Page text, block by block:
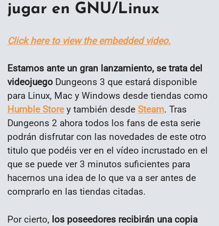
jugar en GNU/Linux
Click here to view the embedded video.
Estamos ante un gran lanzamiento, se trata del
videojuego Dungeons 3 que estará disponible
para Linux, Mac y Windows desde tiendas como
Humble Storey también desde Steam. Tras
Dungeons 2 ahora todos los fans de esta serie
podrán disfrutar con las novedades de este otro
titulo que podéis ver en el vídeo incrustado en el
que se puede ver 3 minutos suficientes para
hacernos una idea de lo que va a ser antes de
comprarlo en las tiendas citadas.
Por cierto, los poseedores recibirán una copia